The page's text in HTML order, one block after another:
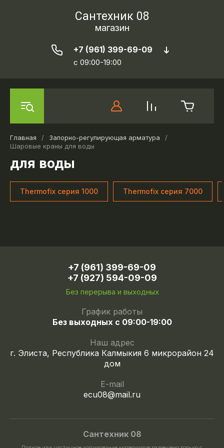
Сантехник 08
магазин
+7 (961) 399-69-09
c 09:00-19:00
Главная / Запорно-регулирующая арматура
/
Шаровые краны для воды
для воды
Thermofix серия 1000 Thermofix серия 7000
+7 (961) 399-69-09
+7 (927) 594-09-09
Без перерыва и выходных
График работы
Без выходных с 09:00-19:00
Наш адрес
г. Элиста, Республика Калмыкия 6 микрорайон 24
дом
E-mail
ecu08@mail.ru
Сантехник 08